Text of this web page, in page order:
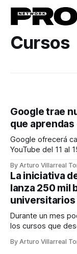
Cursos
Google trae
que
Google ofrecerá
YouTube del 11 al
By Arturo Villarreal
La iniciativa
lanza 250 mil
universitarios
Durante un mes
los cursos que
By Arturo Villarreal